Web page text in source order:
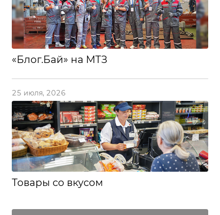
«Блог.Бай» на МТЗ
25 июля, 2026
Товары со вкусом